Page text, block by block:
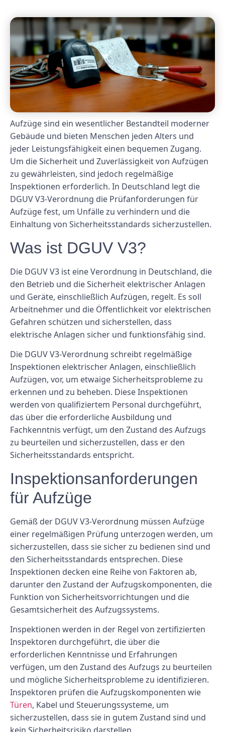
Aufzüge sind ein wesentlicher Bestandteil moderner
Gebäude und bieten Menschen jeden Alters und
jeder Leistungsfähigkeit einen bequemen Zugang.
Um die Sicherheit und Zuverlässigkeit von Aufzügen
zu gewährleisten, sind jedoch regelmäßige
Inspektionen erforderlich. In Deutschland legt die
DGUV V3-Verordnung die Prüfanforderungen für
Aufzüge fest, um Unfälle zu verhindern und die
Einhaltung von Sicherheitsstandards sicherzustellen.
Was ist DGUV V3?
Die DGUV V3 ist eine Verordnung in Deutschland, die
den Betrieb und die Sicherheit elektrischer Anlagen
und Geräte, einschließlich Aufzügen, regelt. Es soll
Arbeitnehmer und die Öffentlichkeit vor elektrischen
Gefahren schützen und sicherstellen, dass
elektrische Anlagen sicher und funktionsfähig sind.
Die DGUV V3-Verordnung schreibt regelmäßige
Inspektionen elektrischer Anlagen, einschließlich
Aufzügen, vor, um etwaige Sicherheitsprobleme zu
erkennen und zu beheben. Diese Inspektionen
werden von qualifiziertem Personal durchgeführt,
das über die erforderliche Ausbildung und
Fachkenntnis verfügt, um den Zustand des Aufzugs
zu beurteilen und sicherzustellen, dass er den
Sicherheitsstandards entspricht.
Inspektionsanforderungen
für Aufzüge
Gemäß der DGUV V3-Verordnung müssen Aufzüge
einer regelmäßigen Prüfung unterzogen werden, um
sicherzustellen, dass sie sicher zu bedienen sind und
den Sicherheitsstandards entsprechen. Diese
Inspektionen decken eine Reihe von Faktoren ab,
darunter den Zustand der Aufzugskomponenten, die
Funktion von Sicherheitsvorrichtungen und die
Gesamtsicherheit des Aufzugssystems.
Inspektionen werden in der Regel von zertifizierten
Inspektoren durchgeführt, die über die
erforderlichen Kenntnisse und Erfahrungen
verfügen, um den Zustand des Aufzugs zu beurteilen
und mögliche Sicherheitsprobleme zu identifizieren.
Inspektoren prüfen die Aufzugskomponenten wie
Türen, Kabel und Steuerungssysteme, um
sicherzustellen, dass sie in gutem Zustand sind und